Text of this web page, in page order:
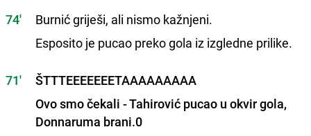
74'
Burnić griješi, ali nismo kažnjeni.
Esposito je pucao preko gola iz izgledne prilike.
71'
ŠTTTEEEEEEETAAAAAAAAA
Ovo smo čekali - Tahirović pucao u okvir gola,
Donnaruma brani.0